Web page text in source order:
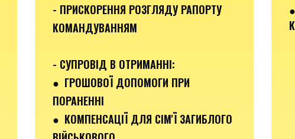
- ПРИСКОРЕННЯ РОЗГЛЯДУ РАПОРТУ
КОМАНДУВАННЯМ
- СУПРОВІД В ОТРИМАННІ:
● ГРОШОВОЇ ДОПОМОГИ ПРИ
ПОРАНЕННІ
● КОМПЕНСАЦІЇ ДЛЯ СІМ'Ї ЗАГИБЛОГО